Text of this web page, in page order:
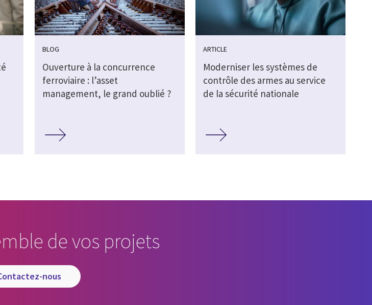
BLOG
Ouverture à la concurrence
ferroviaire : l’asset
management, le grand oublié ?
ARTICLE
Moderniser les systèmes de
contrôle des armes au service
de la sécurité nationale
de vos projets
contactez-nous